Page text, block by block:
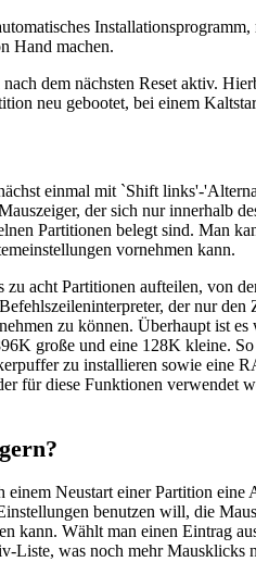
Hand machen.
dem nächsten Reset aktiv.
neu gebootet, bei einem
einmal mit `Shift links'-
der sich nur innerhalb
Partitionen belegt sind. Man
vornehmen kann.
acht Partitionen aufteilen, von
der nur
zu können. Überhaupt ist
große und eine 128K kleine.
zu installieren sowie
für diese Funktionen
Neustart einer Partition
benutzen will, die
kann. Wählt man einen Eintrag
Liste, was noch mehr Mausklicks